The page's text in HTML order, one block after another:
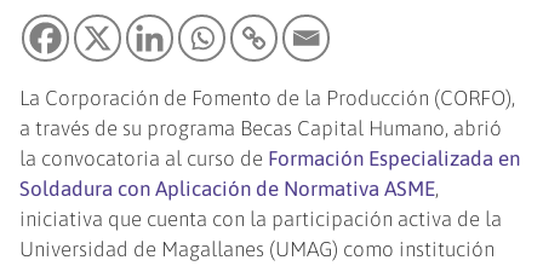
La Corporación de Fomento de la Producción (CORFO),
a través de su programa Becas Capital Humano, abrió
la convocatoria al curso de Formación Especializada en
Soldadura con Aplicación de Normativa ASME,
iniciativa que cuenta con la participación activa de la
Universidad de Magallanes (UMAG) como institución